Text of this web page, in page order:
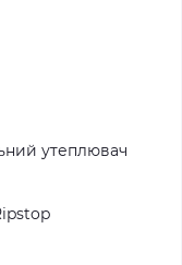
утеплювач